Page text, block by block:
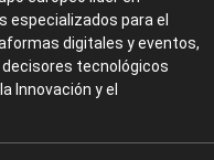
especializados para el
digitales y eventos,
tecnológicos
Innovación y el